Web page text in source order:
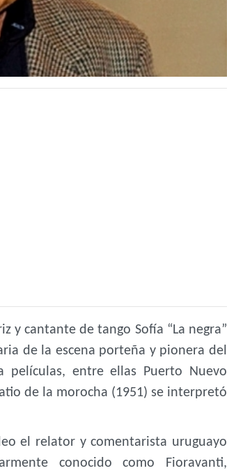
y cantante de tango Sofía “La negra”
de la escena porteña y pionera del
entre ellas Puerto Nuevo
de la morocha (1951) se interpretó
el relator y comentarista uruguayo
conocido como Fioravanti,